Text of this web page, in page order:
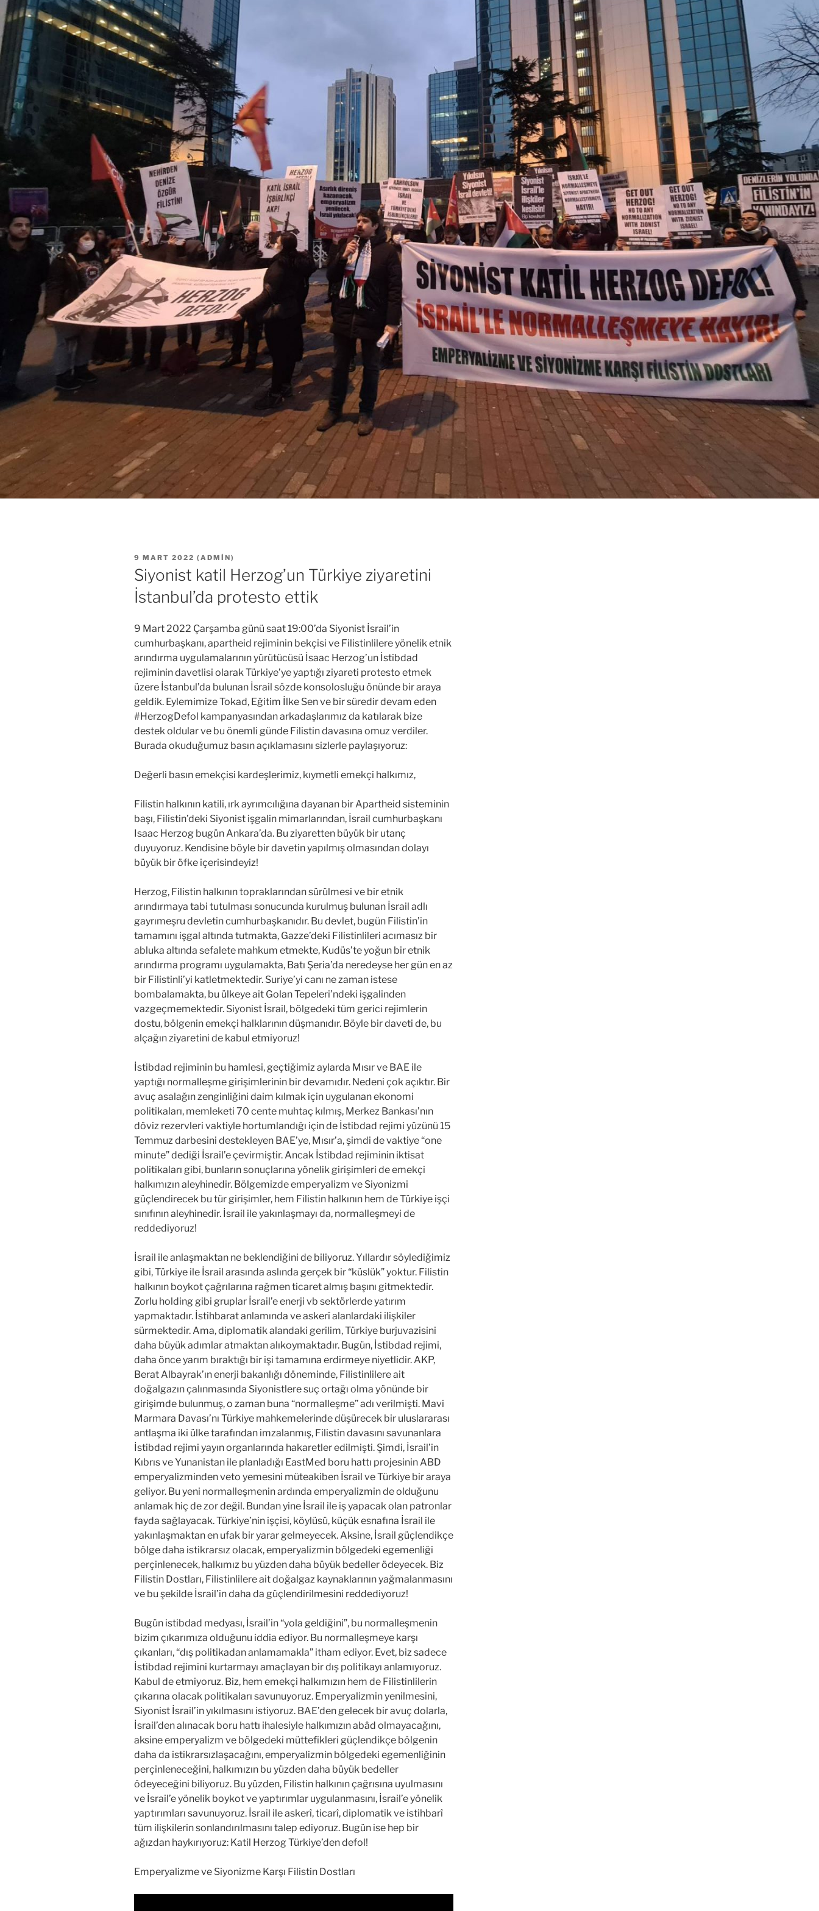
YAYIM
TARIHI
9 MART 2022 ( ADMIN)
Siyonist katil Herzog’un Türkiye ziyaretini
İstanbul’da protesto ettik
9 Mart 2022 Çarşamba günü saat 19:00’da Siyonist İsrail’in
cumhurbaşkanı, apartheid rejiminin bekçisi ve Filistinlilere yönelik etnik
arındırma uygulamalarının yürütücüsü İsaac Herzog’un İstibdad
rejiminin davetlisi olarak Türkiye’ye yaptığı ziyareti protesto etmek
üzere İstanbul’da bulunan İsrail sözde konsolosluğu önünde bir araya
geldik. Eylemimize Tokad, Eğitim İlke Sen ve bir süredir devam eden
#HerzogDefol kampanyasından arkadaşlarımız da katılarak bize
destek oldular ve bu önemli günde Filistin davasına omuz verdiler.
Burada okuduğumuz basın açıklamasını sizlerle paylaşıyoruz:
Değerli basın emekçisi kardeşlerimiz, kıymetli emekçi halkımız,
Filistin halkının katili, ırk ayrımcılığına dayanan bir Apartheid sisteminin
başı, Filistin’deki Siyonist işgalin mimarlarından, İsrail cumhurbaşkanı
Isaac Herzog bugün Ankara’da. Bu ziyaretten büyük bir utanç
duyuyoruz. Kendisine böyle bir davetin yapılmış olmasından dolayı
büyük bir öfke içerisindeyiz!
Herzog, Filistin halkının topraklarından sürülmesi ve bir etnik
arındırmaya tabi tutulması sonucunda kurulmuş bulunan İsrail adlı
gayrımeşru devletin cumhurbaşkanıdır. Bu devlet, bugün Filistin’in
tamamını işgal altında tutmakta, Gazze’deki Filistinlileri acımasız bir
abluka altında sefalete mahkum etmekte, Kudüs’te yoğun bir etnik
arındırma programı uygulamakta, Batı Şeria’da neredeyse her gün en az
bir Filistinli’yi katletmektedir. Suriye’yi canı ne zaman istese
bombalamakta, bu ülkeye ait Golan Tepeleri’ndeki işgalinden
vazgeçmemektedir. Siyonist İsrail, bölgedeki tüm gerici rejimlerin
dostu, bölgenin emekçi halklarının düşmanıdır. Böyle bir daveti de, bu
alçağın ziyaretini de kabul etmiyoruz!
İstibdad rejiminin bu hamlesi, geçtiğimiz aylarda Mısır ve BAE ile
yaptığı normalleşme girişimlerinin bir devamıdır. Nedeni çok açıktır. Bir
avuç asalağın zenginliğini daim kılmak için uygulanan ekonomi
politikaları, memleketi 70 cente muhtaç kılmış, Merkez Bankası’nın
döviz rezervleri vaktiyle hortumlandığı için de İstibdad rejimi yüzünü 15
Temmuz darbesini destekleyen BAE’ye, Mısır’a, şimdi de vaktiye “one
minute” dediği İsrail’e çevirmiştir. Ancak İstibdad rejiminin iktisat
politikaları gibi, bunların sonuçlarına yönelik girişimleri de emekçi
halkımızın aleyhinedir. Bölgemizde emperyalizm ve Siyonizmi
güçlendirecek bu tür girişimler, hem Filistin halkının hem de Türkiye işçi
sınıfının aleyhinedir. İsrail ile yakınlaşmayı da, normalleşmeyi de
reddediyoruz!
İsrail ile anlaşmaktan ne beklendiğini de biliyoruz. Yıllardır söylediğimiz
gibi, Türkiye ile İsrail arasında aslında gerçek bir “küslük” yoktur. Filistin
halkının boykot çağrılarına rağmen ticaret almış başını gitmektedir.
Zorlu holding gibi gruplar İsrail’e enerji vb sektörlerde yatırım
yapmaktadır. İstihbarat anlamında ve askerî alanlardaki ilişkiler
sürmektedir. Ama, diplomatik alandaki gerilim, Türkiye burjuvazisini
daha büyük adımlar atmaktan alıkoymaktadır. Bugün, İstibdad rejimi,
daha önce yarım bıraktığı bir işi tamamına erdirmeye niyetlidir. AKP,
Berat Albayrak’ın enerji bakanlığı döneminde, Filistinlilere ait
doğalgazın çalınmasında Siyonistlere suç ortağı olma yönünde bir
girişimde bulunmuş, o zaman buna “normalleşme” adı verilmişti. Mavi
Marmara Davası’nı Türkiye mahkemelerinde düşürecek bir uluslararası
antlaşma iki ülke tarafından imzalanmış, Filistin davasını savunanlara
İstibdad rejimi yayın organlarında hakaretler edilmişti. Şimdi, İsrail’in
Kıbrıs ve Yunanistan ile planladığı EastMed boru hattı projesinin ABD
emperyalizminden veto yemesini müteakiben İsrail ve Türkiye bir araya
geliyor. Bu yeni normalleşmenin ardında emperyalizmin de olduğunu
anlamak hiç de zor değil. Bundan yine İsrail ile iş yapacak olan patronlar
fayda sağlayacak. Türkiye’nin işçisi, köylüsü, küçük esnafına İsrail ile
yakınlaşmaktan en ufak bir yarar gelmeyecek. Aksine, İsrail güçlendikçe
bölge daha istikrarsız olacak, emperyalizmin bölgedeki egemenliği
perçinlenecek, halkımız bu yüzden daha büyük bedeller ödeyecek. Biz
Filistin Dostları, Filistinlilere ait doğalgaz kaynaklarının yağmalanmasını
ve bu şekilde İsrail’in daha da güçlendirilmesini reddediyoruz!
Bugün istibdad medyası, İsrail’in “yola geldiğini”, bu normalleşmenin
bizim çıkarımıza olduğunu iddia ediyor. Bu normalleşmeye karşı
çıkanları, “dış politikadan anlamamakla” itham ediyor. Evet, biz sadece
İstibdad rejimini kurtarmayı amaçlayan bir dış politikayı anlamıyoruz.
Kabul de etmiyoruz. Biz, hem emekçi halkımızın hem de Filistinlilerin
çıkarına olacak politikaları savunuyoruz. Emperyalizmin yenilmesini,
Siyonist İsrail’in yıkılmasını istiyoruz. BAE’den gelecek bir avuç dolarla,
İsrail’den alınacak boru hattı ihalesiyle halkımızın abâd olmayacağını,
aksine emperyalizm ve bölgedeki müttefikleri güçlendikçe bölgenin
daha da istikrarsızlaşacağını, emperyalizmin bölgedeki egemenliğinin
perçinleneceğini, halkımızın bu yüzden daha büyük bedeller
ödeyeceğini biliyoruz. Bu yüzden, Filistin halkının çağrısına uyulmasını
ve İsrail’e yönelik boykot ve yaptırımlar uygulanmasını, İsrail’e yönelik
yaptırımları savunuyoruz. İsrail ile askerî, ticarî, diplomatik ve istihbarî
tüm ilişkilerin sonlandırılmasını talep ediyoruz. Bugün ise hep bir
ağızdan haykırıyoruz: Katil Herzog Türkiye’den defol!
Emperyalizme ve Siyonizme Karşı Filistin Dostları